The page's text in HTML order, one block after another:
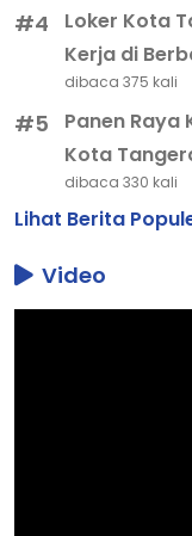
#4
Loker Kota
Kerja di
dibaca 375 kali
#5
Panen Raya
Kota
dibaca 330 kali
Lihat Berita
Video